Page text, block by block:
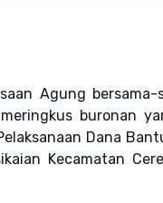
Agung
buronan
Dana
Kecamatan